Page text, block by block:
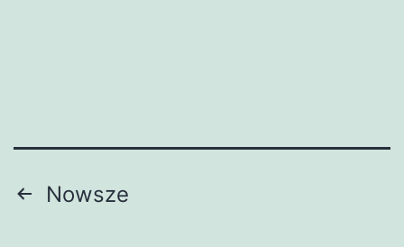
Nawigacja
Nowsze